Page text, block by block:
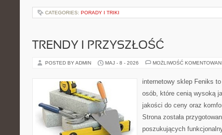
CATEGORIES: PORADY I TRIKI
TRENDY I PRZYSZŁOŚĆ
POSTED BY ADMIN MAJ - 8 - 2026 MOŻLIWOŚĆ
internetowy sklep Feniks
osób, które cenią wysoką
jakości do ceny oraz
Strona została
poszukujących